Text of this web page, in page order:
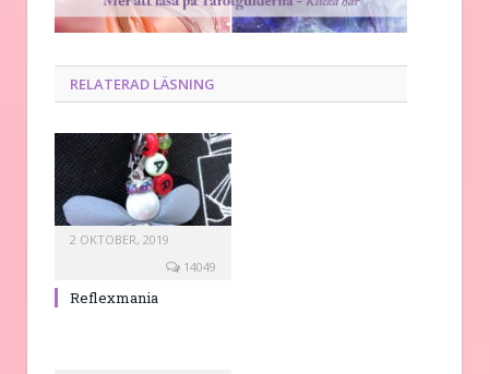
RELATERAD LÄSNING
2 OKTOBER, 2019
14049
Reflexmania